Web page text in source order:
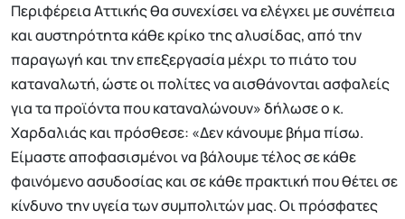
Περιφέρεια Αττικής θα συνεχίσει να ελέγχει με συνέπεια
και αυστηρότητα κάθε κρίκο της αλυσίδας, από την
παραγωγή και την επεξεργασία μέχρι το πιάτο του
καταναλωτή, ώστε οι πολίτες να αισθάνονται ασφαλείς
για τα προϊόντα που καταναλώνουν» δήλωσε ο κ.
Χαρδαλιάς και πρόσθεσε: «Δεν κάνουμε βήμα πίσω.
Είμαστε αποφασισμένοι να βάλουμε τέλος σε κάθε
φαινόμενο ασυδοσίας και σε κάθε πρακτική που θέτει σε
κίνδυνο την υγεία των συμπολιτών μας. Οι πρόσφατες